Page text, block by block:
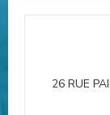
26 RUE